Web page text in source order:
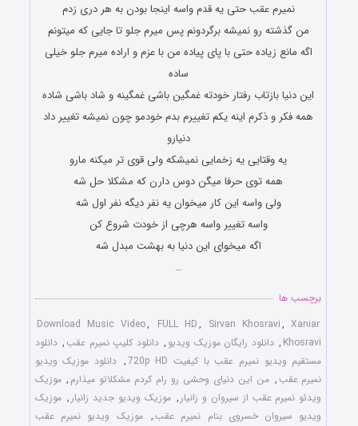
نمیرم عقب حتی یه قدم واسه اینجا بودن به هر دری زدم
من گذشته رو نمیشه برگردونم پس میرم جلو تا جایی که میتونم
اگه مانع زیاده حتی با پای پیاده من با عزم و اراده میرم جلو خیلی
ساده
این دنیا بازتاب رفتار خودته غمگین باشی غمگینه و شاد باشی شاده
همه فکر و ذکرم اینه یکم تغییرم بدم خودمو چون نمیشه تغییر داد
دنیارو
یه وقتایی یه زخمایی نمیشکه ولی قوی تر میکنه مارو
همه توی حرفا میگن دوس دارن که مشکلا حل شه
ولی واسه این کار میخوان یه نفر دیگه نفر اول شه
واسه تغییر واسه هرچی از خودت شروع کن
اگه میخوای این دنیا به بهشت مبدل شه
…
برچسب ها
Download Music Video, FULL HD, Sirvan Khosravi,Xaniar
Khosravi
, دانلود رایگان موزیک ویدیو , دانلود کلیپ نمیرم عقب, دانلود
مستقیم ویدیو نمیرم عقب با کیفیت 720p HD
, دانلود موزیک ویدیو
نمیرم عقب, من این دنیای وحشی رو رام کردم مشکلاتو میذارم , موزیک
ویدئو نمیرم عقب از سیروان و زانیار , موزیک ویدیو جدید زانیار , موزیک
ویدیو سیروان خسروی بنام نمیرم عقب, موزیک ویدیو نمیرم عقب